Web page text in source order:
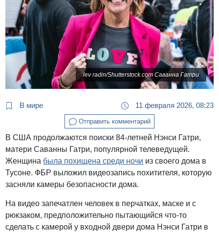
lev radin/Shutterstock.com Саванна Гатри
В мире 11 февраля 2026, 08:23
Отправить комментарий
В США продолжаются поиски 84-летней Нэнси Гатри,
матери Саванны Гатри, популярной телеведущей.
Женщина была похищена среди ночи из своего дома в
Тусоне. ФБР выложил видеозапись похитителя, которую
засняли камеры безопасности дома.
На видео запечатлен человек в перчатках, маске и с
рюкзаком, предположительно пытающийся что-то
сделать с камерой у входной двери дома Нэнси Гатри в